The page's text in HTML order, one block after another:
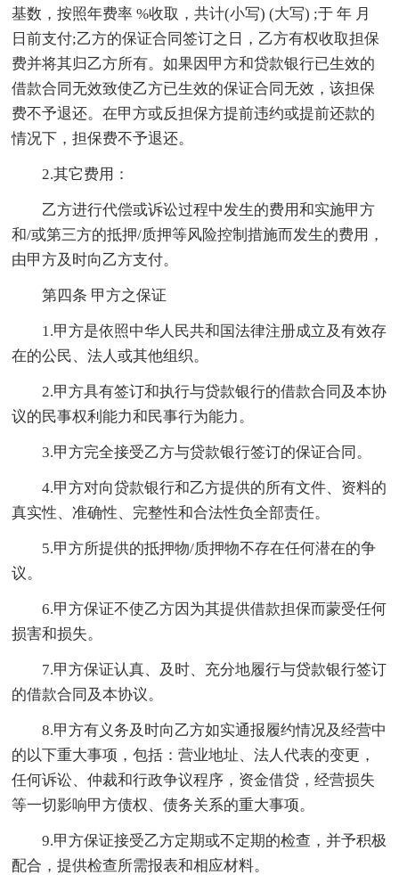
基数，按照年费率 %收取，共计(小写) (大写) ;于 年 月
日前支付;乙方的保证合同签订之日，乙方有权收取担保
费并将其归乙方所有。如果因甲方和贷款银行已生效的
借款合同无效致使乙方已生效的保证合同无效，该担保
费不予退还。在甲方或反担保方提前违约或提前还款的
情况下，担保费不予退还。
2.其它费用：
乙方进行代偿或诉讼过程中发生的费用和实施甲方
和/或第三方的抵押/质押等风险控制措施而发生的费用，
由甲方及时向乙方支付。
第四条 甲方之保证
1.甲方是依照中华人民共和国法律注册成立及有效存
在的公民、法人或其他组织。
2.甲方具有签订和执行与贷款银行的借款合同及本协
议的民事权利能力和民事行为能力。
3.甲方完全接受乙方与贷款银行签订的保证合同。
4.甲方对向贷款银行和乙方提供的所有文件、资料的
真实性、准确性、完整性和合法性负全部责任。
5.甲方所提供的抵押物/质押物不存在任何潜在的争
议。
6.甲方保证不使乙方因为其提供借款担保而蒙受任何
损害和损失。
7.甲方保证认真、及时、充分地履行与贷款银行签订
的借款合同及本协议。
8.甲方有义务及时向乙方如实通报履约情况及经营中
的以下重大事项，包括：营业地址、法人代表的变更，
任何诉讼、仲裁和行政争议程序，资金借贷，经营损失
等一切影响甲方债权、债务关系的重大事项。
9.甲方保证接受乙方定期或不定期的检查，并予积极
配合，提供检查所需报表和相应材料。